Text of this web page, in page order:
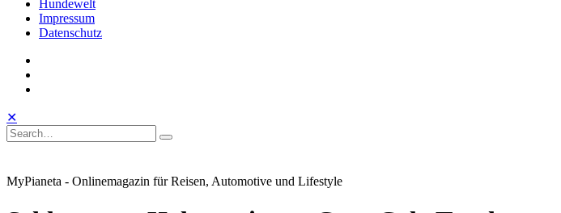
Hundewelt
Impressum
Datenschutz
Toggle
Mobile
Menu
Open
Search
✕
Search
Search
for:
Search
MyPianeta - Onlinemagazin für Reisen, Automotive und Lifestyle